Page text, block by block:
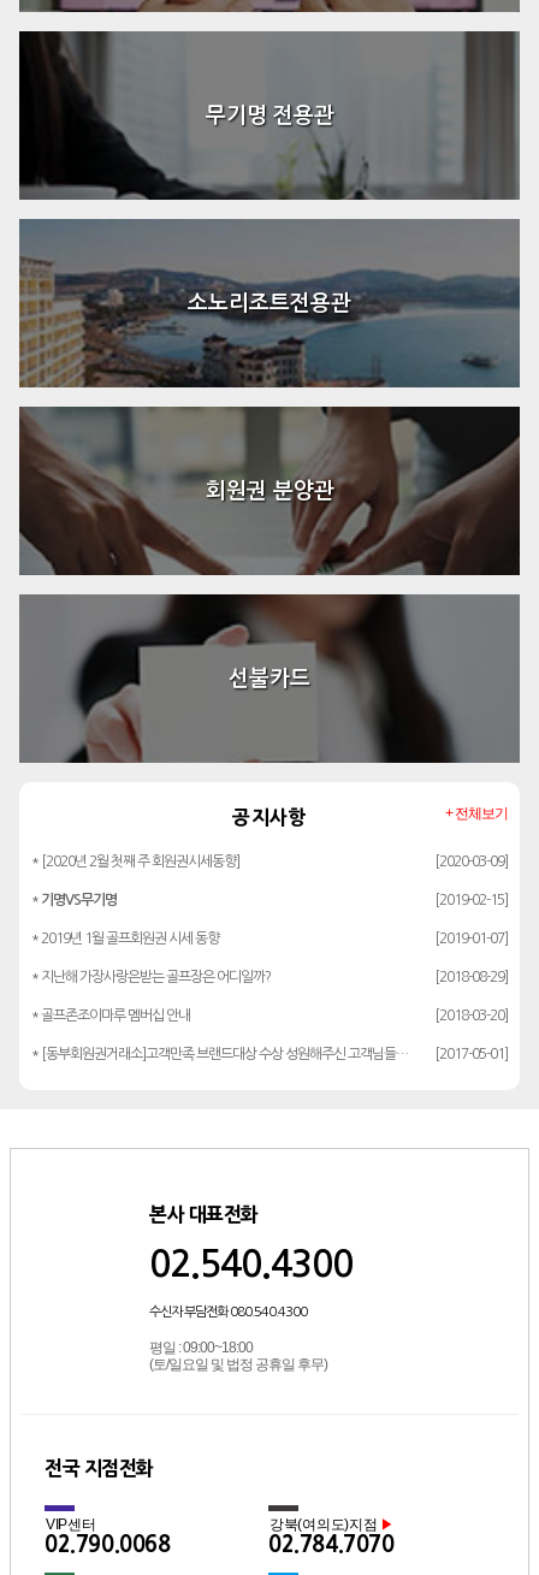
무기명 전용관
소노리조트전용관
회원권 분양관
선불카드
공지사항
* [2020년 2월 첫째 주 회원권시세동향] [2020-03-09]
* 기명VS무기명 [2019-02-15]
* 2019년 1월 골프회원권 시세 동향 [2019-01-07]
* 지난해 가장사랑은받는 골프장은 어디일까? [2018-08-29]
* 골프존조이마루 멤버십 안내 [2018-03-20]
* [동부회원권거래소]고객만족 브랜드대상 수상 성원해주신 고객님들께 감사드립… [2017-05-01]
+ 전체보기
본사 대표전화
02.540.4300
수신자 부담전화 080.540.4300
평일 : 09:00~18:00
(토/일요일 및 법정 공휴일 후무)
전국 지점전화
VIP센터
02.790.0068
강북(여의도)지점 ▶
02.784.7070